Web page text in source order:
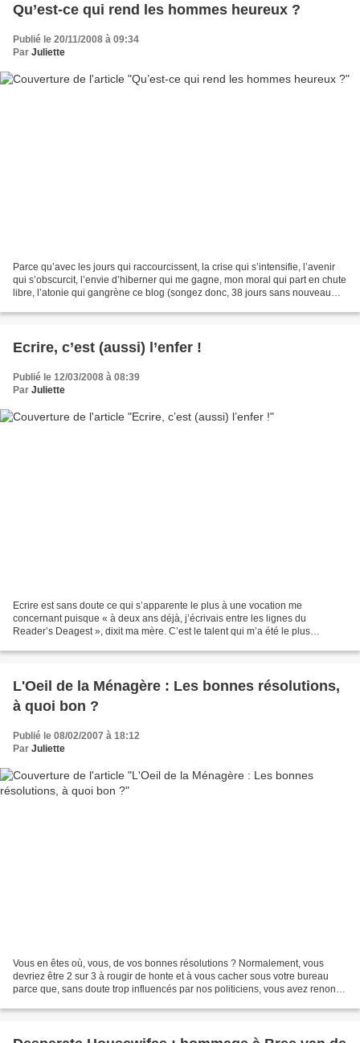
Qu’est-ce qui rend les hommes heureux ?
Publié le 20/11/2008 à 09:34
Par Juliette
Parce qu’avec les jours qui raccourcissent, la crise qui s’intensifie, l’avenir
qui s’obscurcit, l’envie d’hiberner qui me gagne, mon moral qui part en chute
libre, l’atonie qui gangrène ce blog (songez donc, 38 jours sans nouveau
Ecrire, c’est (aussi) l’enfer !
Publié le 12/03/2008 à 08:39
Par Juliette
Ecrire est sans doute ce qui s’apparente le plus à une vocation me
concernant puisque « à deux ans déjà, j’écrivais entre les lignes du
Reader’s Deagest », dixit ma mère. C’est le talent qui m’a été le plus
L'Oeil de la Ménagère : Les bonnes résolutions,
à quoi bon ?
Publié le 08/02/2007 à 18:12
Par Juliette
Vous en êtes où, vous, de vos bonnes résolutions ? Normalement, vous
devriez être 2 sur 3 à rougir de honte et à vous cacher sous votre bureau
parce que, sans doute trop influencés par nos politiciens, vous avez renoncé